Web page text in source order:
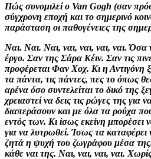
Πώς συνομιλεί ο Van Gogh (σαν
σύγχρονη εποχή και το σημερινό
παράσταση οι παθογένειες της
Ναι. Ναι. Ναι, ναι, ναι, ναι, ναι. Όσα
έργο. Σαν της Σάρα Κέιν. Σαν τις
προφέρεται Φαν Χοχ. Κι η Αντιγόνη
τα πάντα, τις πάντες, πες το όπως
αρένα όσο συντελείται το δικό της
χρειαστεί να δεις τις ρώγες της για
διαπεράσουν και με όλα τα ρούχα
εντός των. Κι ίσως εκείνη μπορέσει
για να λυτρωθεί. Ίσως τα καταφέρει
ζητά η ψυχή του ζωγράφου μέσα
κάθε ναι της. Ναι, ναι, ναι, ναι.